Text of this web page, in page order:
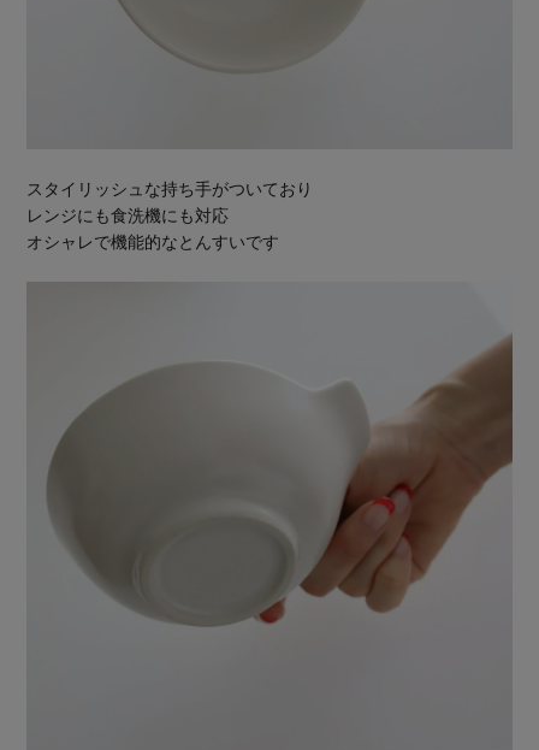
スタイリッシュな持ち手がついており
レンジにも食洗機にも対応
オシャレで機能的なとんすいです